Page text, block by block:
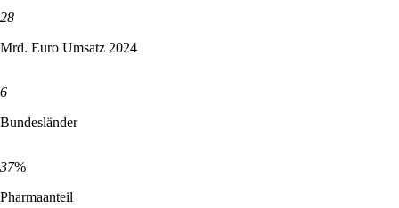
28
Mrd. Euro Umsatz 2024
6
Bundesländer
37%
Pharmaanteil